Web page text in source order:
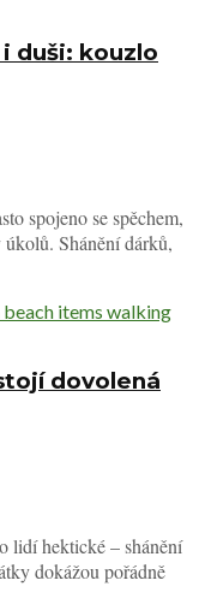
duši: kouzlo
spojeno se spěchem,
Shánění dárků,
dovolená
lidí hektické – shánění
dokážou pořádně